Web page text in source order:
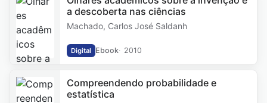
a descoberta nas ciências
Machado, Carlos José Saldanh
Digital Ebook 2010
Compreendendo probabilidade e
estatística